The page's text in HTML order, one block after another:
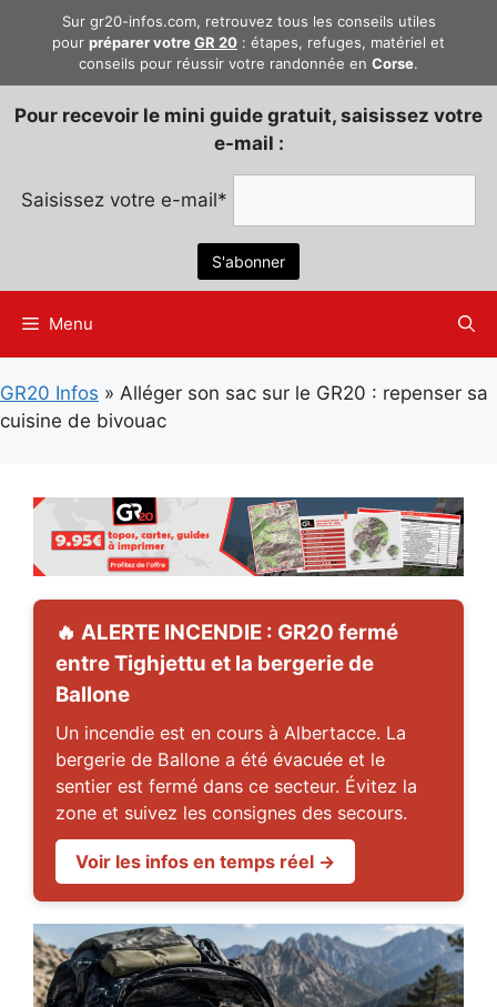
Sur gr20-infos.com, retrouvez tous les conseils utiles
pour préparer votreGR 20 : étapes, refuges, matériel et
conseils pour réussir votre randonnée en Corse.
Pour recevoir le mini guide gratuit, saisissez votre
e-mail :
Saisissez votre e-mail*
Menu
GR20 Infos » Alléger son sac sur le GR20 : repenser sa
cuisine de bivouac
🔥 ALERTE INCENDIE : GR20 fermé
entre Tighjettu et la bergerie de
Ballone
Un incendie est en cours à Albertacce. La
bergerie de Ballone a été évacuée et le
sentier est fermé dans ce secteur. Évitez la
zone et suivez les consignes des secours.
Voir les infos en temps réel →